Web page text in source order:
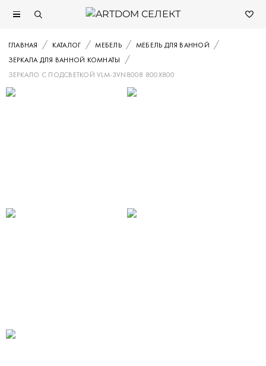
ГЛАВНАЯ КАТАЛОГ МЕБЕЛЬ
МЕБЕЛЬ ДЛЯ ВАННОЙ
ЗЕРКАЛА ДЛЯ ВАННОЙ КОМНАТЫ
ЗЕРКАЛО С ПОДСВЕТКОЙ VLM-3VN8008 800Х800